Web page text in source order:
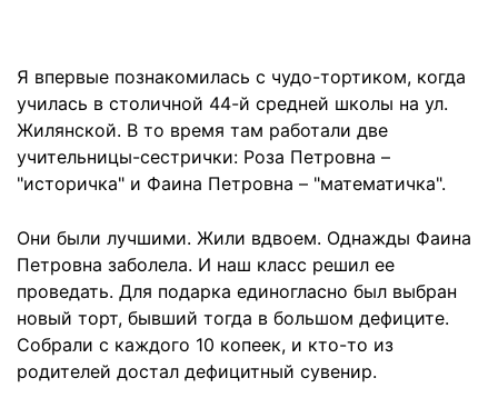
Я впервые познакомилась с чудо-тортиком, когда
училась в столичной 44-й средней школы на ул.
Жилянской. В то время там работали две
учительницы-сестрички: Роза Петровна –
"историчка" и Фаина Петровна – "математичка".
Они были лучшими. Жили вдвоем. Однажды Фаина
Петровна заболела. И наш класс решил ее
проведать. Для подарка единогласно был выбран
новый торт, бывший тогда в большом дефиците.
Собрали с каждого 10 копеек, и кто-то из
родителей достал дефицитный сувенир.